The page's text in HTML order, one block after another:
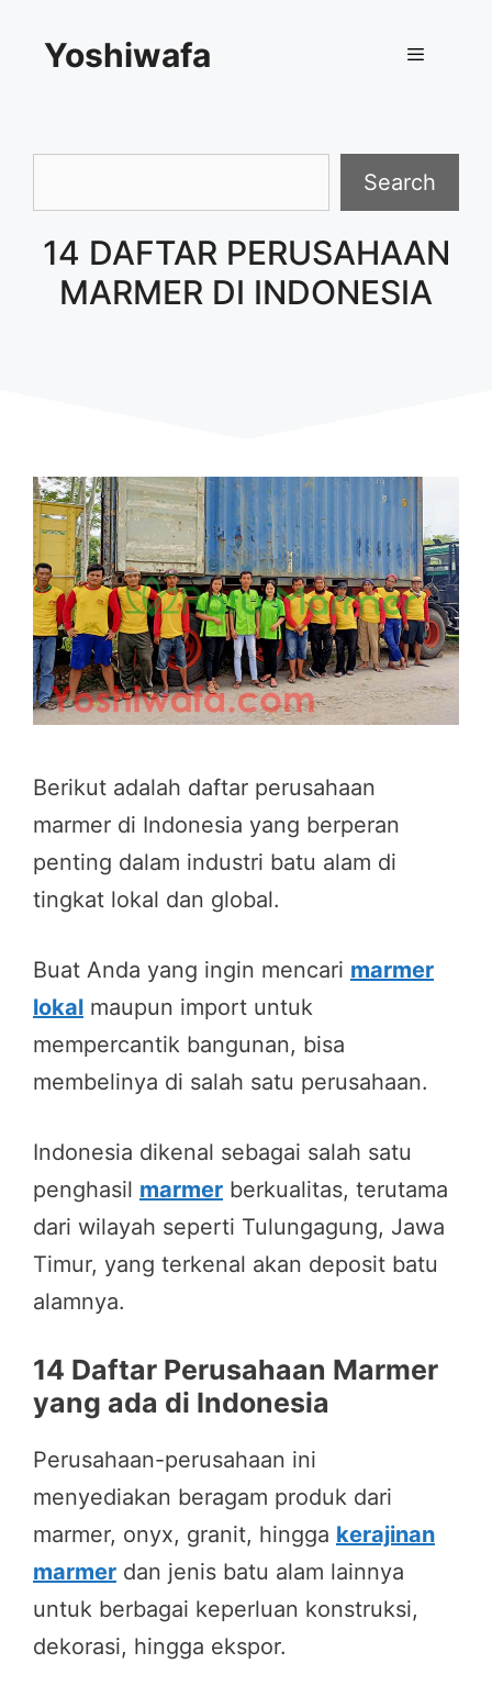
Yoshiwafa
Search
14 DAFTAR PERUSAHAAN
MARMER DI INDONESIA
Berikut adalah daftar perusahaan
marmer di Indonesia yang berperan
penting dalam industri batu alam di
tingkat lokal dan global.
Buat Anda yang ingin mencari marmer
lokal maupun import untuk
mempercantik bangunan, bisa
membelinya di salah satu perusahaan.
Indonesia dikenal sebagai salah satu
penghasil marmer berkualitas, terutama
dari wilayah seperti Tulungagung, Jawa
Timur, yang terkenal akan deposit batu
alamnya.
14 Daftar Perusahaan Marmer
yang ada di Indonesia
Perusahaan-perusahaan ini
menyediakan beragam produk dari
marmer, onyx, granit, hingga kerajinan
marmer dan jenis batu alam lainnya
untuk berbagai keperluan konstruksi,
dekorasi, hingga ekspor.